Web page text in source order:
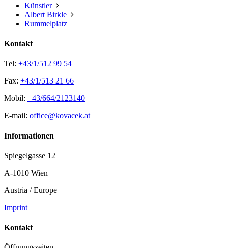
Künstler
Albert Birkle
Rummelplatz
Kontakt
Tel: +43/1/512 99 54
Fax: +43/1/513 21 66
Mobil: +43/664/2123140
E-mail: office@kovacek.at
Informationen
Spiegelgasse 12
A-1010 Wien
Austria / Europe
Imprint
Kontakt